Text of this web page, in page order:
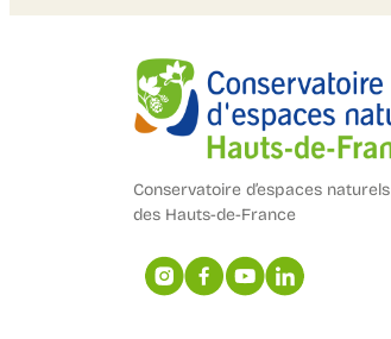
Conservatoire d’espaces naturels
des Hauts-de-France